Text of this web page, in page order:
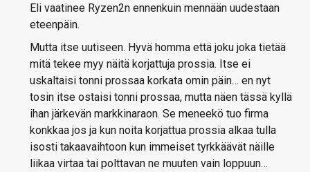
Eli vaatinee Ryzen2n ennenkuin mennään uudestaan
eteenpäin.
Mutta itse uutiseen. Hyvä homma että joku joka tietää
mitä tekee myy näitä korjattuja prossia. Itse ei
uskaltaisi tonni prossaa korkata omin päin… en nyt
tosin itse ostaisi tonni prossaa, mutta näen tässä kyllä
ihan järkevän markkinaraon. Se meneekö tuo firma
konkkaa jos ja kun noita korjattua prossia alkaa tulla
isosti takaavaihtoon kun immeiset tyrkkäävät näille
liikaa virtaa tai polttavan ne muuten vain loppuun…